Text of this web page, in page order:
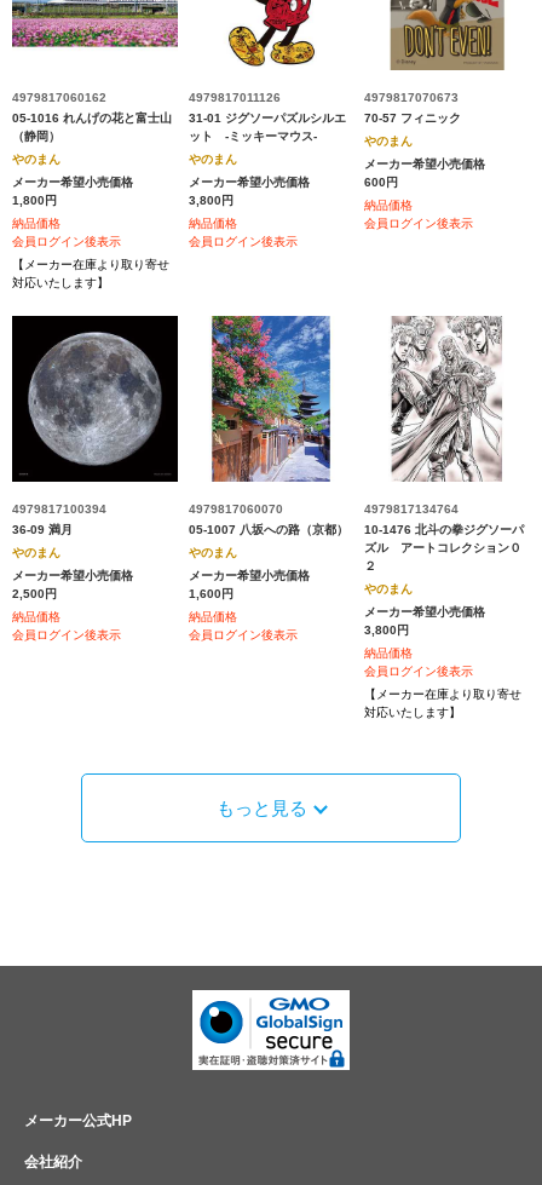
4979817060162
05-1016 れんげの花と富士山
（静岡）
やのまん
メーカー希望小売価格
1,800円
納品価格
会員ログイン後表示
【メーカー在庫より取り寄せ
対応いたします】
4979817011126
31-01 ジグソーパズルシルエ
ット ‐ミッキーマウス‐
やのまん
メーカー希望小売価格
3,800円
納品価格
会員ログイン後表示
4979817070673
70-57 フィニック
やのまん
メーカー希望小売価格
600円
納品価格
会員ログイン後表示
4979817100394
36-09 満月
やのまん
メーカー希望小売価格
2,500円
納品価格
会員ログイン後表示
4979817060070
05-1007 八坂への路（京都）
やのまん
メーカー希望小売価格
1,600円
納品価格
会員ログイン後表示
4979817134764
10-1476 北斗の拳ジグソーパ
ズル アートコレクション０
２
やのまん
メーカー希望小売価格
3,800円
納品価格
会員ログイン後表示
【メーカー在庫より取り寄せ
対応いたします】
もっと見る
メーカー公式HP
会社紹介